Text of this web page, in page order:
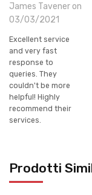
James Tavener on
03/03/2021
Excellent service
and very fast
response to
queries. They
couldn't be more
helpful! Highly
recommend their
services.
Prodotti